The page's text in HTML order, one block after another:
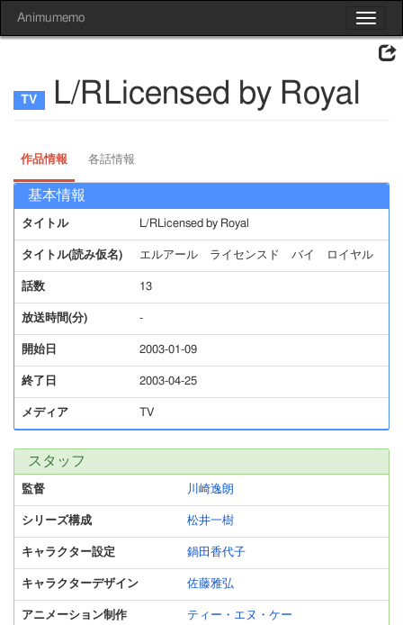
Toggle
Animumemo
L/RLicensed by Royal
作品情報 各話情報
基本情報
タイトル L/RLicensed by Royal
タイトル(読み仮名) エルアール ライセンスド バイ ロイヤル
話数 13
放送時間(分) -
開始日 2003-01-09
終了日 2003-04-25
メディア TV
スタッフ
監督 川崎逸朗
シリーズ構成 松井一樹
キャラクター設定 鍋田香代子
キャラクターデザイン 佐藤雅弘
アニメーション制作 ティー・エヌ・ケー